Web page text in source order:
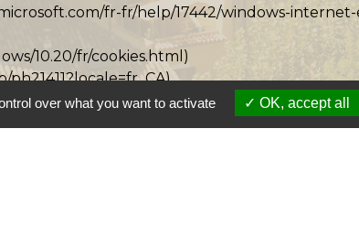
fr-fr/help/17442/windows-
10.20/fr/cookies.html )
)
risque de vous empêcher d’utiliser certaines
over what you want to activate OK, accept all